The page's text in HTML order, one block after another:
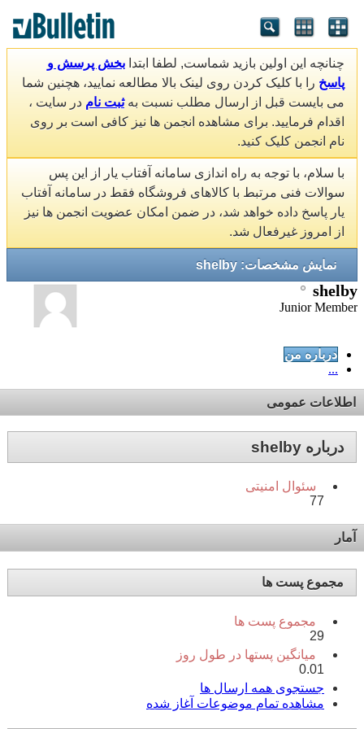
چنانچه این اولین بازید شماست, لطفا ابتدا بخش پرسش و
پاسخ را با کلیک کردن روی لینک بالا مطالعه نمایید، هچنین شما
می بایست قبل از ارسال مطلب نسبت بهثبت نام در سایت ،
اقدام فرمایید. برای مشاهده انجمن ها نیز کافی است بر روی
نام انجمن کلیک کنید.
با سلام، با توجه به راه اندازی سامانه آفتاب یار از این پس
سوالات فنی مرتبط با کالاهای فروشگاه فقط در سامانه آفتاب
یار پاسخ داده خواهد شد، در ضمن امکان عضویت انجمن ها نیز
از امروز غیرفعال شد.
نمایش مشخصات: shelby
shelby
Junior Member
درباره من
...
اطلاعات عمومی
درباره shelby
سئوال امنیتی
77
آمار
مجموع پست ها
مجموع پست ها
29
میانگین پستها در طول روز
0.01
جستجوی همه ارسال ها
مشاهده تمام موضوعات آغاز شده